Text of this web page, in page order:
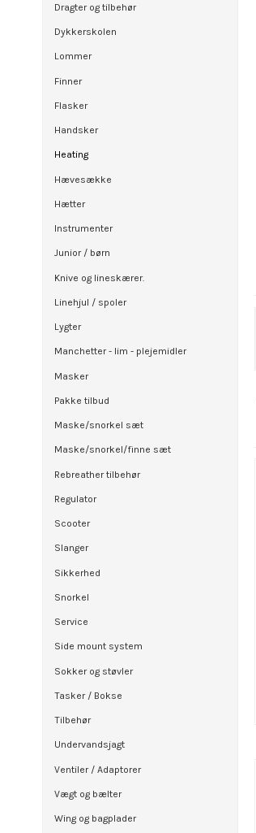
Dragter og tilbehør
Dykkerskolen
Lommer
Finner
Flasker
Handsker
Heating
Hævesække
Hætter
Instrumenter
Junior / børn
Knive og lineskærer.
Linehjul / spoler
Lygter
Manchetter - lim - plejemidler
Masker
Pakke tilbud
Maske/snorkel sæt
Maske/snorkel/finne sæt
Rebreather tilbehør
Regulator
Scooter
Slanger
Sikkerhed
Snorkel
Service
Side mount system
Sokker og støvler
Tasker / Bokse
Tilbehør
Undervandsjagt
Ventiler / Adaptorer
Vægt og bælter
Wing og bagplader